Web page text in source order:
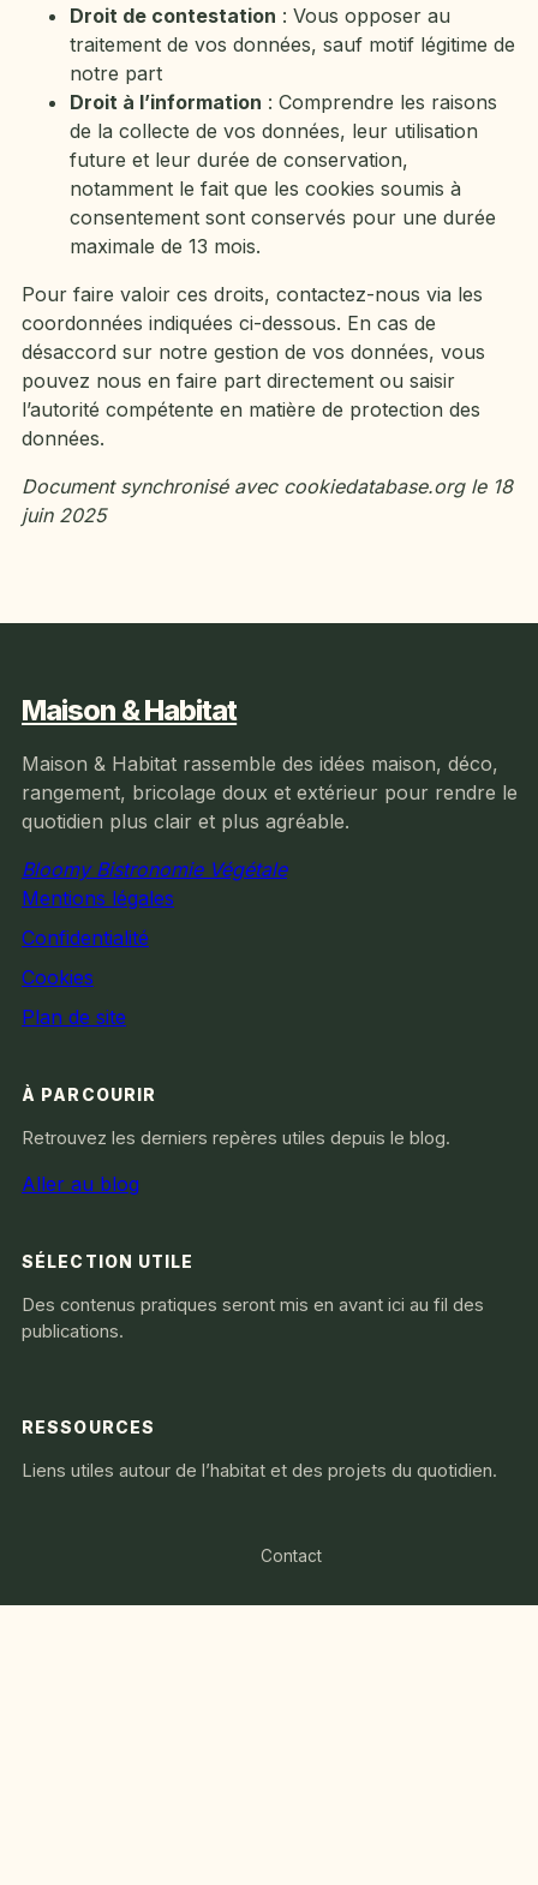
Droit de contestation : Vous opposer au
traitement de vos données, sauf motif légitime de
notre part
Droit à l’information : Comprendre les raisons
de la collecte de vos données, leur utilisation
future et leur durée de conservation,
notamment le fait que les cookies soumis à
consentement sont conservés pour une durée
maximale de 13 mois.
Pour faire valoir ces droits, contactez-nous via les
coordonnées indiquées ci-dessous. En cas de
désaccord sur notre gestion de vos données, vous
pouvez nous en faire part directement ou saisir
l’autorité compétente en matière de protection des
données.
Document synchronisé avec cookiedatabase.org le 18
juin 2025
Maison & Habitat
Maison & Habitat rassemble des idées maison, déco,
rangement, bricolage doux et extérieur pour rendre le
quotidien plus clair et plus agréable.
Bloomy Bistronomie Végétale
Mentions légales
Confidentialité
Cookies
Plan de site
À PARCOURIR
Retrouvez les derniers repères utiles depuis le blog.
Aller au blog
SÉLECTION UTILE
Des contenus pratiques seront mis en avant ici au fil des
publications.
RESSOURCES
Liens utiles autour de l’habitat et des projets du quotidien.
Contact